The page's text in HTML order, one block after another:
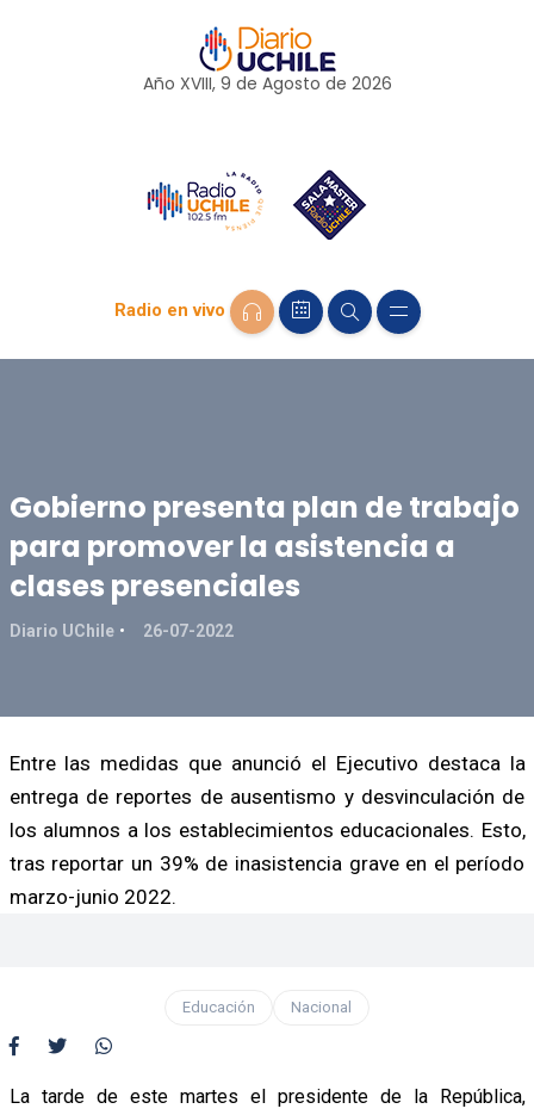
Año XVIII, 9 de Agosto de 2026
Radio en vivo
Gobierno presenta plan de trabajo
para promover la asistencia a
clases presenciales
Diario UChile 26-07-2022
Entre las medidas que anunció el Ejecutivo destaca la
entrega de reportes de ausentismo y desvinculación de
los alumnos a los establecimientos educacionales. Esto,
tras reportar un 39% de inasistencia grave en el período
marzo-junio 2022.
Educación Nacional
La tarde de este martes el presidente de la República,